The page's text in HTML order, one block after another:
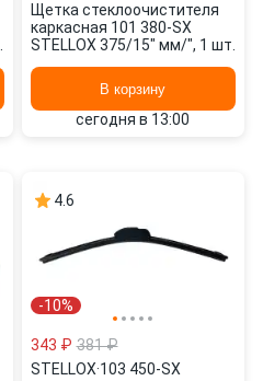
Щетка стеклоочистителя
каркасная 101 380-SX
STELLOX 375/15" мм/", 1 шт.
В корзину
сегодня в 13:00
4.6
-10%
343 ₽ 381 ₽
STELLOX·103 450-SX